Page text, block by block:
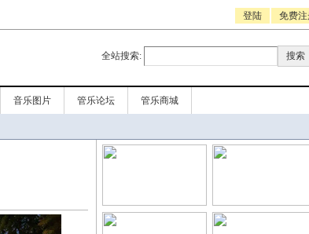
登陆 免费
全站搜索:
音乐图片 管乐论坛 管乐商城